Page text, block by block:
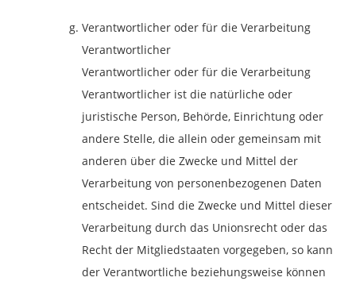
Verantwortlicher oder für die Verarbeitung
Verantwortlicher
Verantwortlicher oder für die Verarbeitung
Verantwortlicher ist die natürliche oder
juristische Person, Behörde, Einrichtung oder
andere Stelle, die allein oder gemeinsam mit
anderen über die Zwecke und Mittel der
Verarbeitung von personenbezogenen Daten
entscheidet. Sind die Zwecke und Mittel dieser
Verarbeitung durch das Unionsrecht oder das
Recht der Mitgliedstaaten vorgegeben, so kann
der Verantwortliche beziehungsweise können